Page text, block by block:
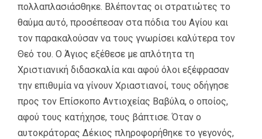
πολλαπλασιάσθηκε. Βλέποντας οι στρατιώτες το
θαύμα αυτό, προσέπεσαν στα πόδια του Αγίου και
τον παρακαλούσαν να τους γνωρίσει καλύτερα τον
Θεό του. Ο Άγιος εξέθεσε με απλότητα τη
Χριστιανική διδασκαλία και αφού όλοι εξέφρασαν
την επιθυμία να γίνουν Χριαστιανοί, τους οδήγησε
προς τον Επίσκοπο Αντιοχείας Βαβύλα, ο οποίος,
αφού τους κατήχησε, τους βάπτισε. Όταν ο
αυτοκράτορας Δέκιος πληροφορήθηκε το γεγονός,